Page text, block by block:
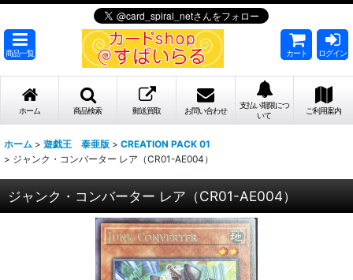
商品一覧 カート ログイン
ホーム 商品検索 郵送買取 お問い合わせ
支払い期限につ
いて
ご利用案内
ホーム > 遊戯王 泰亜版 > CREATION PACK 01
> ジャンク・コンバーター レア（CR01-AE004）
ジャンク・コンバーター レア（CR01-AE004）